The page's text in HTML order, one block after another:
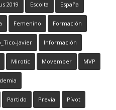
2019 Escolta España
Femenino Formación
Javier Información
Mirotic Movember MVP
Partido Previa Pívot